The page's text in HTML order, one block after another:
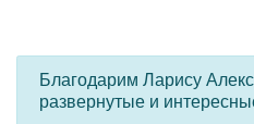
Благодарим Ларису
развернутые и